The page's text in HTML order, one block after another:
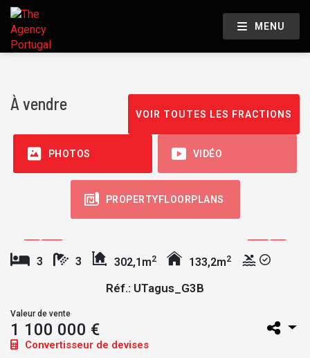
MENU
À vendre
VOIR TOUTES LES FRACTIONS
PHOTOS VIDÉO
PROPERTYFLOORPLANS
3 3 302,1m2 133,2m2
Réf.: UTagus_G3B
Valeur de vente
1 100 000 €
Convertisseur de devises